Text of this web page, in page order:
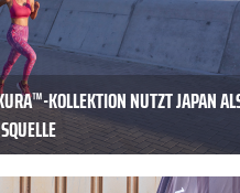
KOLLEKTION NUTZT JAPAN